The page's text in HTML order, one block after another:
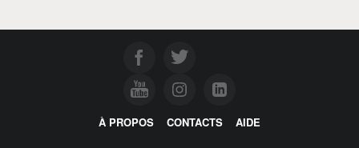
À PROPOS CONTACTS AIDE